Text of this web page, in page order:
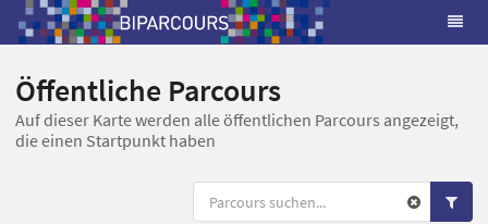
Öffentliche Parcours
Auf dieser Karte werden alle öffentlichen Parcours angezeigt,
die einen Startpunkt haben